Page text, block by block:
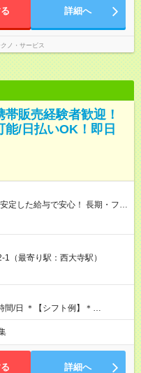
詳細へ
ノ・サービス
販売経験者歓迎！
/日払いOK！即日
しいただきたいと思っていま
ので、安定した給与が入りま
このあたりは柔軟に対応する
ま
ん。 【試用期間】試
月 雇用形態、給与は本採用時
1（最寄り駅：西大寺駅）
間/日 ＊【シフト例】＊
(3) 12:00～21:00 など ◎
す。中抜けシフトなどはあり
のでおっしゃってください！
詳細へ